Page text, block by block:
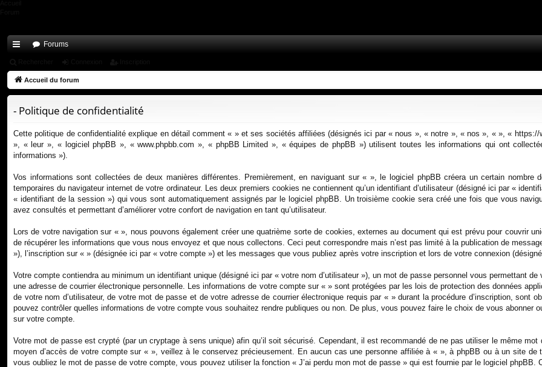
co
s
Forums
Accueil du forum
- Politique de confidentialité
Cette politique de confidentialité explique en détail comment « » et ses sociétés affiliées (désignés ici par « nous », « notre », « nos », « », «
», « leur », « logiciel phpBB », « www.phpbb.com », « phpBB Limited », « équipes de phpBB ») utilisent toutes les informations qui ont
informations »).
Vos informations sont collectées de deux manières différentes. Premièrement, en naviguant sur « », le logiciel phpBB créera un certain
temporaires du navigateur internet de votre ordinateur. Les deux premiers cookies ne contiennent qu’un identifiant d’utilisateur (désigné ici par «
« identifiant de la session ») qui vous sont automatiquement assignés par le logiciel phpBB. Un troisième cookie sera créé une fois que vous
avez consultés et permettant d’améliorer votre confort de navigation en tant qu’utilisateur.
Lors de votre navigation sur « », nous pouvons également créer une quatrième sorte de cookies, externes au document qui est prévu pour couvrir
de récupérer les informations que vous nous envoyez et que nous collectons. Ceci peut correspondre mais n’est pas limité à la publication de
»), l’inscription sur « » (désignée ici par « votre compte ») et les messages que vous publiez après votre inscription et lors de votre connexion
Votre compte contiendra au minimum un identifiant unique (désigné ici par « votre nom d’utilisateur »), un mot de passe personnel vous permettant
une adresse de courrier électronique personnelle. Les informations de votre compte sur « » sont protégées par les lois de protection des données
de votre nom d’utilisateur, de votre mot de passe et de votre adresse de courrier électronique requis par « » durant la procédure d’inscription,
pouvez contrôler quelles informations de votre compte vous souhaitez rendre publiques ou non. De plus, vous pouvez faire le choix de vous abonner
sur votre compte.
Votre mot de passe est crypté (par un cryptage à sens unique) afin qu’il soit sécurisé. Cependant, il est recommandé de ne pas utiliser le même
moyen d’accès de votre compte sur « », veillez à le conservez précieusement. En aucun cas une personne affiliée à « », à phpBB ou à un site
vous oubliez le mot de passe de votre compte, vous pouvez utiliser la fonction « J’ai perdu mon mot de passe » qui est fournie par le logiciel